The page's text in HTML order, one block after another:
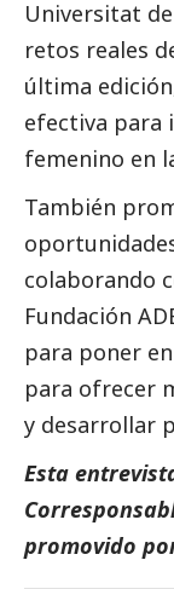
Universitat
retos reales
última
efectiva para
femenino en
También
colaborando
Fundación
para poner
para ofrecer
y desarrollar
Esta
promovido